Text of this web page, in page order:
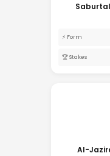
⚡ Form
🏆 Stakes
Al-